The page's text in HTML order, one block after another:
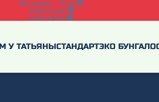
Веб камера — Пляж
Информация
Лайт версия
У ТАТЬЯНЫСТАНДАРТЭКО БУНГАЛО